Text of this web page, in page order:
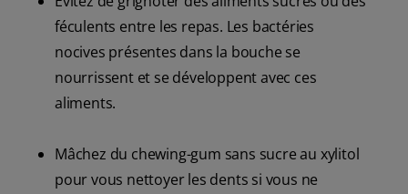
féculents entre les repas. Les bactéries
nocives présentes dans la bouche se
nourrissent et se développent avec ces
aliments.
Mâchez du chewing-gum sans sucre au xylitol
pour vous nettoyer les dents si vous ne